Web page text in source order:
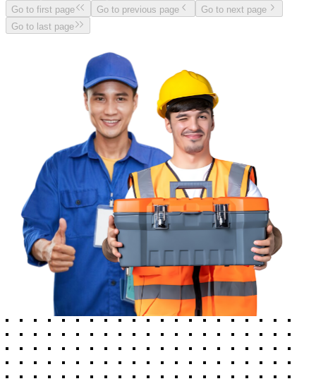
Go to first page Go to previous page
Go to next page
Go to last page